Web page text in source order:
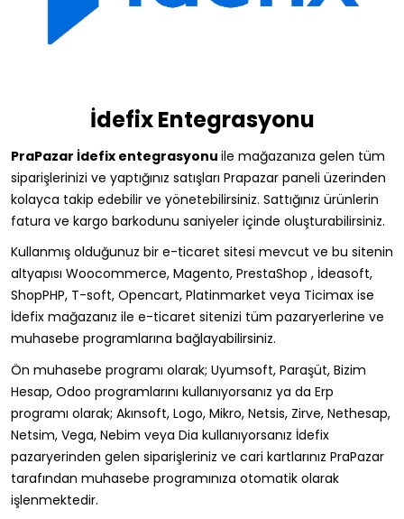
İdefix Entegrasyonu
PraPazar İdefix entegrasyonu ile mağazanıza gelen tüm
siparişlerinizi ve yaptığınız satışları Prapazar paneli üzerinden
kolayca takip edebilir ve yönetebilirsiniz. Sattığınız ürünlerin
fatura ve kargo barkodunu saniyeler içinde oluşturabilirsiniz.
Kullanmış olduğunuz bir e-ticaret sitesi mevcut ve bu sitenin
altyapısı Woocommerce, Magento, PrestaShop , İdeasoft,
ShopPHP, T-soft, Opencart, Platinmarket veya Ticimax ise
İdefix mağazanız ile e-ticaret sitenizi tüm pazaryerlerine ve
muhasebe programlarına bağlayabilirsiniz.
Ön muhasebe programı olarak; Uyumsoft, Paraşüt, Bizim
Hesap, Odoo programlarını kullanıyorsanız ya da Erp
programı olarak; Akınsoft, Logo, Mikro, Netsis, Zirve, Nethesap,
Netsim, Vega, Nebim veya Dia kullanıyorsanız İdefix
pazaryerinden gelen siparişleriniz ve cari kartlarınız PraPazar
tarafından muhasebe programınıza otomatik olarak
işlenmektedir.